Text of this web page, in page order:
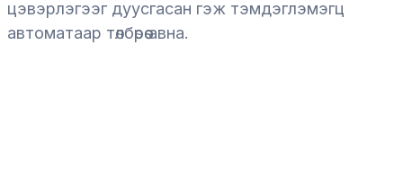
цэвэрлэгээг дуусгасан гэж тэмдэглэмэгц
автоматаар төлбөрөө авна.